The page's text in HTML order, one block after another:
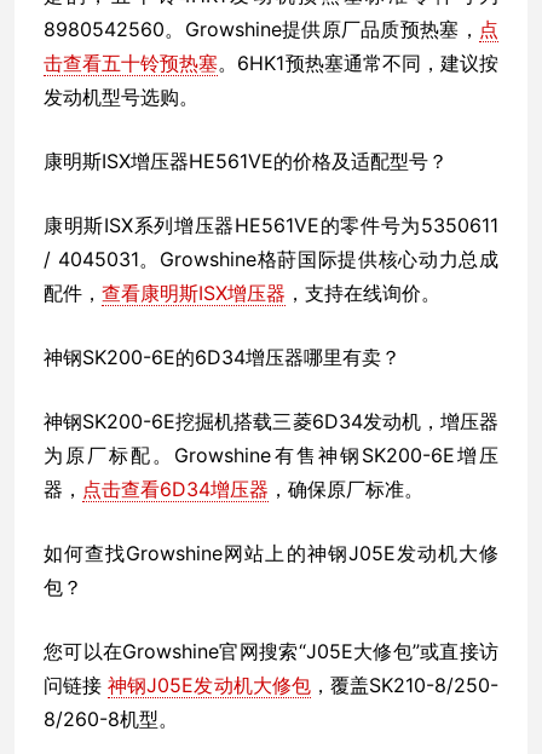
8980542560。Growshine提供原厂品质预热塞， 点
击查看五十铃预热塞。6HK1预热塞通常不同，建议按
发动机型号选购。
康明斯ISX增压器HE561VE的价格及适配型号？
康明斯ISX系列增压器HE561VE的零件号为5350611
/ 4045031。Growshine格莳国际提供核心动力总成
配件， 查看康明斯ISX增压器 ，支持在线询价。
神钢SK200-6E的6D34增压器哪里有卖？
神钢SK200-6E挖掘机搭载三菱6D34发动机，增压器
为原厂标配。Growshine有售神钢SK200-6E增压
器， 点击查看6D34增压器 ，确保原厂标准。
如何查找Growshine网站上的神钢J05E发动机大修
包？
您可以在Growshine官网搜索“J05E大修包”或直接访
问链接神钢J05E发动机大修包，覆盖SK210-8/250-
8/260-8机型。